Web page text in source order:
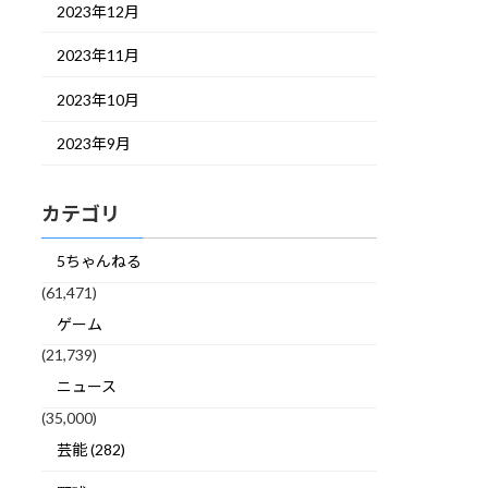
2023年12月
2023年11月
2023年10月
2023年9月
カテゴリ
5ちゃんねる
(61,471)
ゲーム
(21,739)
ニュース
(35,000)
芸能 (282)